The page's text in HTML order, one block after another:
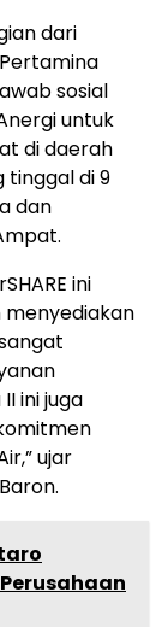
dari
sosial
untuk
di daerah
di 9
dan
ini
menyediakan
ini juga
ujar